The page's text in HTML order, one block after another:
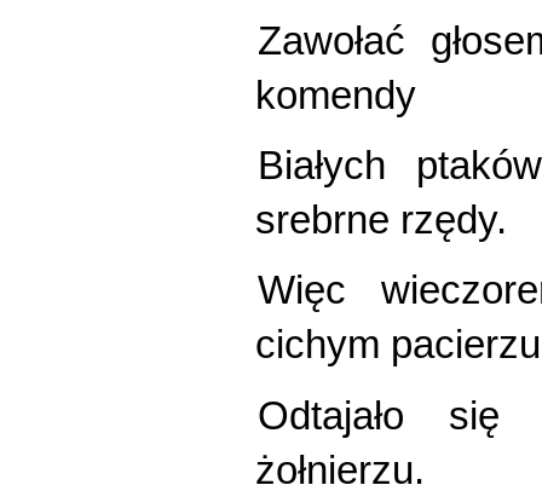
Zawołać
komendy
Białych
srebrne rzędy.
Więc
cichym pacierzu
Odtajało
żołnierzu.